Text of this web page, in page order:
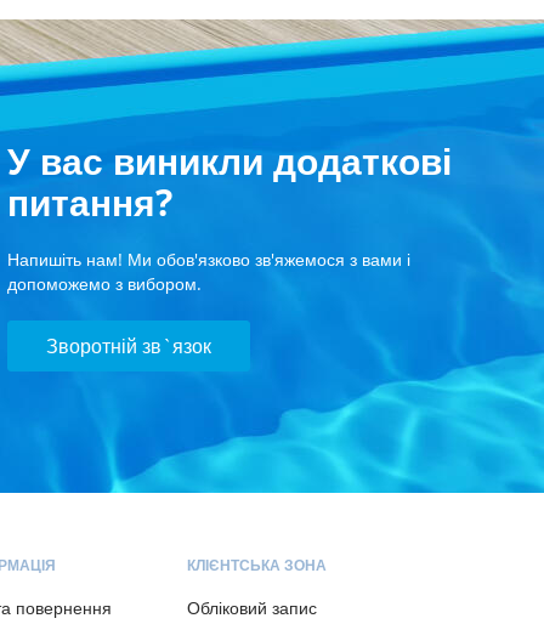
У вас виникли додаткові
питання?
Напишіть нам! Ми обов'язково зв'яжемося з вами і
допоможемо з вибором.
Зворотній зв`язок
повернення
КЛІЄНТСЬКА ЗОНА
Обліковий запис